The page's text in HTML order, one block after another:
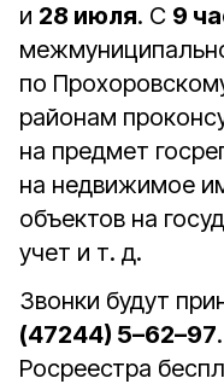
и 28 июля. С 9
по
районам
на предмет
на недвижимое
объектов на
учет и т. д.
Звонки будут
(47244) 5–62–97
Росреестра